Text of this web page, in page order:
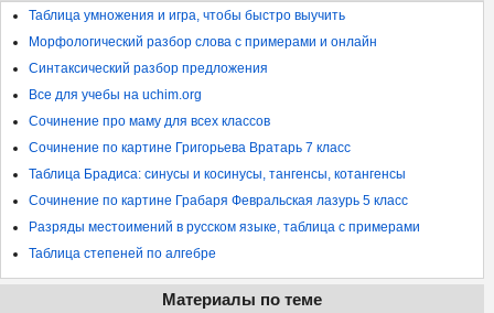
Таблица умножения и игра, чтобы быстро выучить
Морфологический разбор слова с примерами и онлайн
Синтаксический разбор предложения
Все для учебы на uchim.org
Сочинение про маму для всех классов
Сочинение по картине Григорьева Вратарь 7 класс
Таблица Брадиса: синусы и косинусы, тангенсы, котангенсы
Сочинение по картине Грабаря Февральская лазурь 5 класс
Разряды местоимений в русском языке, таблица с примерами
Таблица степеней по алгебре
Материалы по теме